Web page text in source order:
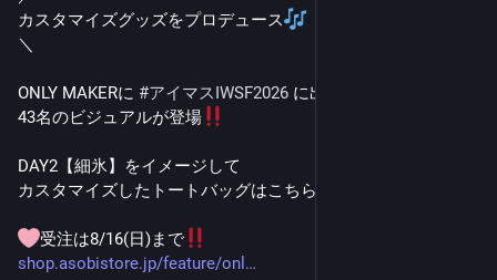
カスタマイズグッズをプロデュース
＼
ONLY MAKERに #アイマスIWSF2026 に出演した
43名のビジュアルが登場
DAY2【細氷】をイメージして
カスタマイズしたトートバッグはこちら
受注は8/16(日)まで
shop.asobistore.jp/feature/onl